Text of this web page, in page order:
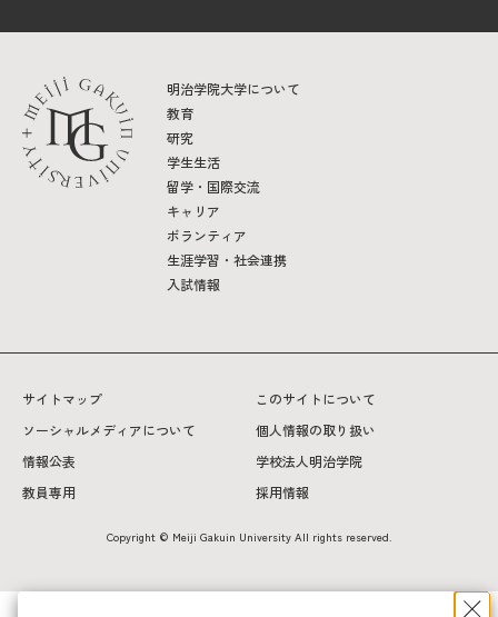
明治学院大学について
教育
研究
学生生活
留学・国際交流
キャリア
ボランティア
生涯学習・社会連携
入試情報
サイトマップ
このサイトについて
ソーシャルメディアについて
個人情報の取り扱い
情報公表
学校法人明治学院
教員専用
採用情報
Copyright © Meiji Gakuin University All rights reserved.